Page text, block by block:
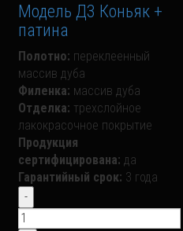
Модель Д3 Коньяк +
патина
Полотно: переклеенный
массив дуба
Филенка: массив дуба
Отделка: трехслойное
лакокрасочное покрытие
Продукция
сертифицирована: да
Гарантийный срок: 3 года